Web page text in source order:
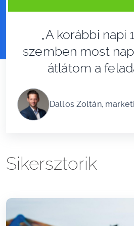
„A korábbi napi
szemben most
átlátom a
Dallos Zoltán,
Sikersztorik